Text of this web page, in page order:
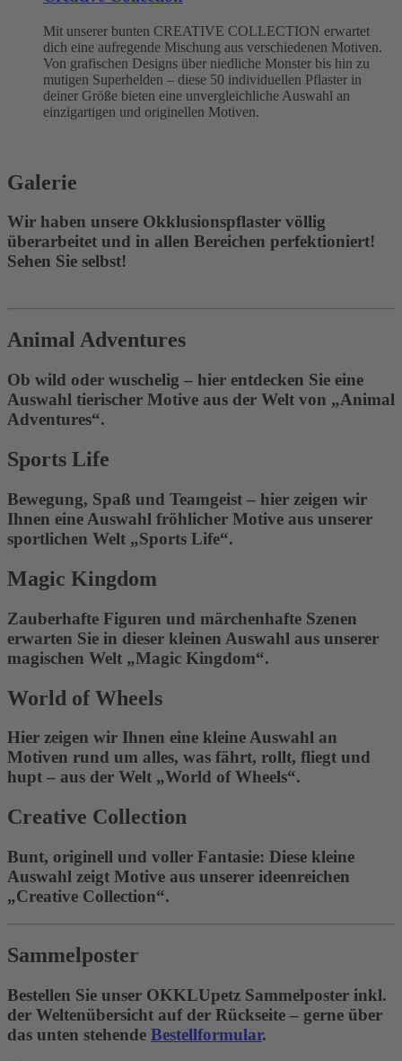
Mit unserer bunten CREATIVE COLLECTION erwartet
dich eine aufregende Mischung aus verschiedenen Motiven.
Von grafischen Designs über niedliche Monster bis hin zu
mutigen Superhelden – diese 50 individuellen Pflaster in
deiner Größe bieten eine unvergleichliche Auswahl an
einzigartigen und originellen Motiven.
Galerie
Wir haben unsere Okklusionspflaster völlig
überarbeitet und in allen Bereichen perfektioniert!
Sehen Sie selbst!
Animal Adventures
Ob wild oder wuschelig – hier entdecken Sie eine
Auswahl tierischer Motive aus der Welt von „Animal
Adventures“.
Sports Life
Bewegung, Spaß und Teamgeist – hier zeigen wir
Ihnen eine Auswahl fröhlicher Motive aus unserer
sportlichen Welt „Sports Life“.
Magic Kingdom
Zauberhafte Figuren und märchenhafte Szenen
erwarten Sie in dieser kleinen Auswahl aus unserer
magischen Welt „Magic Kingdom“.
World of Wheels
Hier zeigen wir Ihnen eine kleine Auswahl an
Motiven rund um alles, was fährt, rollt, fliegt und
hupt – aus der Welt „World of Wheels“.
Creative Collection
Bunt, originell und voller Fantasie: Diese kleine
Auswahl zeigt Motive aus unserer ideenreichen
„Creative Collection“.
Sammelposter
Bestellen Sie unser OKKLUpetz Sammelposter inkl.
der Weltenübersicht auf der Rückseite – gerne über
das unten stehende Bestellformular.